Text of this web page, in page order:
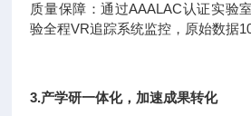
质量保障：通过AAALAC认证实验
验全程VR追踪系统监控，原始数据
3.产学研一体化，加速成果转化